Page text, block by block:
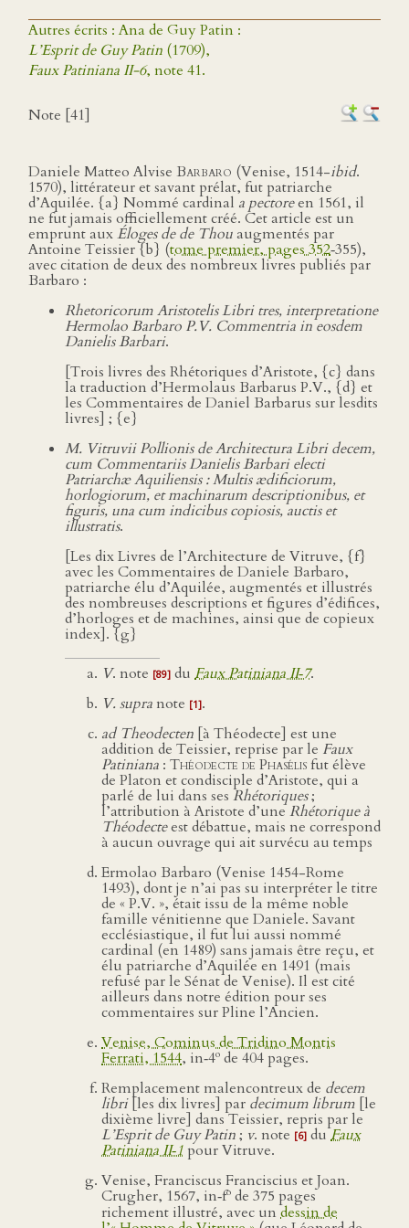
Autres écrits : Ana de Guy Patin :
L’Esprit de Guy Patin (1709),
Faux Patiniana II-6, note 41.
Note [41]
Daniele Matteo Alvise Barbaro (Venise, 1514-ibid.
1570), littérateur et savant prélat, fut patriarche
d’Aquilée. {a} Nommé cardinal a pectoreen 1561, il
ne fut jamais officiellement créé. Cet article est un
emprunt auxÉloges de de Thouaugmentés par
Antoine Teissier {b} (tome premier, pages 352‑355),
avec citation de deux des nombreux livres publiés par
Barbaro :
Rhetoricorum Aristotelis Libri tres, interpretatione
Hermolao Barbaro P.V. Commentria in eosdem
Danielis Barbari.
[Trois livres des Rhétoriques d’Aristote, {c} dans
la traduction d’Hermolaus Barbarus P.V., {d} et
les Commentaires de Daniel Barbarus sur lesdits
livres] ; {e}
M. Vitruvii Pollionis de Architectura Libri decem,
cum Commentariis Danielis Barbari electi
Patriarchæ Aquiliensis : Multis ædificiorum,
horlogiorum, et machinarum descriptionibus, et
figuris, una cum indicibus copiosis, auctis et
illustratis.
[Les dix Livres de l’Architecture de Vitruve, {f}
avec les Commentaires de Daniele Barbaro,
patriarche élu d’Aquilée, augmentés et illustrés
des nombreuses descriptions et figures d’édifices,
d’horloges et de machines, ainsi que de copieux
index]. {g}
V. note [89] du Faux Patiniana II‑7.
V. supra note [1].
ad Theodecten [à Théodecte] est une
addition de Teissier, reprise par le Faux
Patiniana : Théodecte de Phasélisfut élève
de Platon et condisciple d’Aristote, qui a
parlé de lui dans ses Rhétoriques;
l’attribution à Aristote d’uneRhétorique à
Théodecteest débattue, mais ne correspond
à aucun ouvrage qui ait survécu au temps
Ermolao Barbaro (Venise 1454-Rome
1493), dont je n’ai pas su interpréter le titre
de « P.V. », était issu de la même noble
famille vénitienne que Daniele. Savant
ecclésiastique, il fut lui aussi nommé
cardinal (en 1489) sans jamais être reçu, et
élu patriarche d’Aquilée en 1491 (mais
refusé par le Sénat de Venise). Il est cité
ailleurs dans notre édition pour ses
commentaires sur Pline l’Ancien.
Venise, Cominus de Tridino Montis
Ferrati, 1544, in‑4o de 404 pages.
Remplacement malencontreux de decem
libri[les dix livres] par decimum librum [le
dixième livre] dans Teissier, repris par le
L’Esprit de Guy Patin; v. note [6] duFaux
Patiniana II‑1pour Vitruve.
Venise, Franciscus Franciscius et Joan.
Crugher, 1567, in‑fo de 375 pages
richement illustré, avec undessin de